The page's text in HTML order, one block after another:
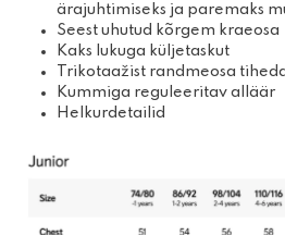
ärajuhtimiseks ja paremaks
Seest uhutud kõrgem kraeosa
Kaks lukuga küljetaskut
Trikotaažist randmeosa
Kummiga reguleeritav alläär
Helkurdetailid